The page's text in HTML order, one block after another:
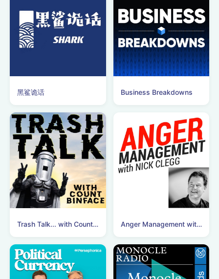
黑鲨诡话 Business Breakdowns
Trash Talk... with Count Binface Anger Management with Nick Clegg